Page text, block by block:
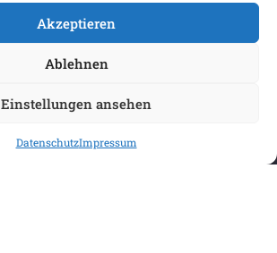
Akzeptieren
Ablehnen
Einstellungen ansehen
DatenschutzImpressum